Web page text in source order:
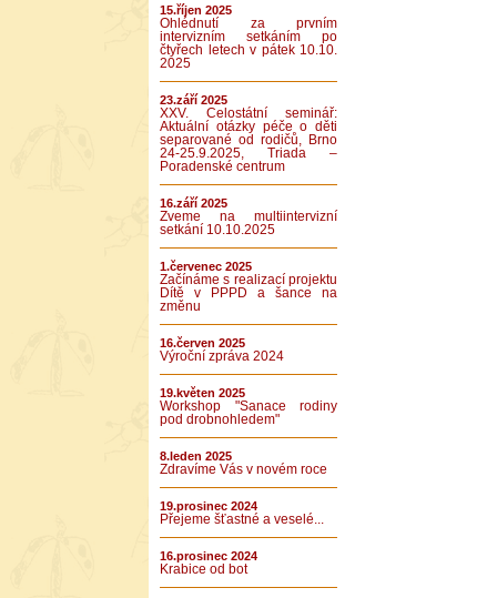
15.říjen 2025
Ohlédnutí za prvním
intervizním setkáním po
čtyřech letech v pátek 10.10.
2025
23.září 2025
XXV. Celostátní seminář:
Aktuální otázky péče o děti
separované od rodičů, Brno
24-25.9.2025, Triada –
Poradenské centrum
16.září 2025
Zveme na multiintervizní
setkání 10.10.2025
1.červenec 2025
Začínáme s realizací projektu
Dítě v PPPD a šance na
změnu
16.červen 2025
Výroční zpráva 2024
19.květen 2025
Workshop "Sanace rodiny
pod drobnohledem"
8.leden 2025
Zdravíme Vás v novém roce
19.prosinec 2024
Přejeme šťastné a veselé...
16.prosinec 2024
Krabice od bot